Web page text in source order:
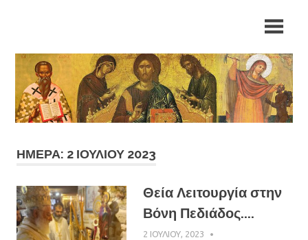
Μητρόπολη
Αρκαλοχωρίου,
Καστελλίου
και
Βιάννου
Καστελλίου
και
Βιάννου
ΗΜΈΡΑ: 2 ΙΟΥΛΊΟΥ 2023
Θεία Λειτουργία στην
Βόνη Πεδιάδος....
2 ΙΟΥΛΊΟΥ, 2023